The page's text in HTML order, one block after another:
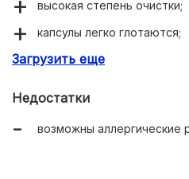
высокая степень очистки;
капсулы легко глотаются;
повышается
Загрузить еще
Недостатки
возможны аллергические